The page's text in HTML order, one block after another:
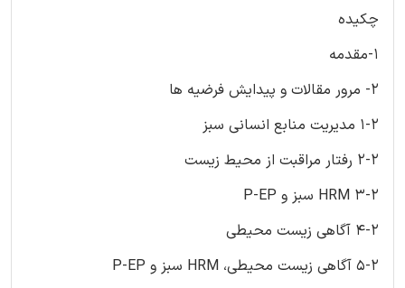
چکیده
1-مقدمه
2- مرور مقالات و پیدایش فرضیه ها
1-2 مدیریت منابع انسانی سبز
2-2 رفتار مراقبت از محیط زیست
3-2 HRM سبز و P-EP
4-2 آگاهی زیست محیطی
5-2 آگاهی زیست محیطی، HRM سبز و P-EP